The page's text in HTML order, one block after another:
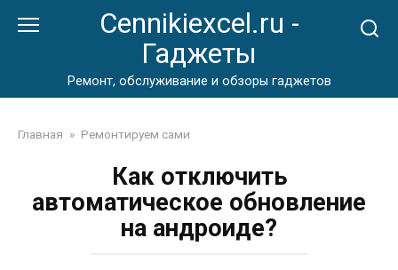
Cennikiexcel.ru -
Гаджеты
Ремонт, обслуживание и обзоры гаджетов
Главная » Ремонтируем сами
Как отключить
автоматическое обновление
на андроиде?